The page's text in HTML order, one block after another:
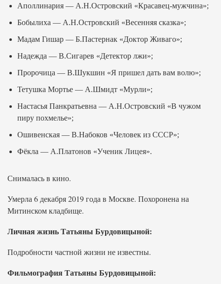
Аполлинария — А.Н.Островский «Красавец-мужчина»;
Бобылиха — А.Н.Островский «Весенняя сказка»;
Мадам Гишар — Б.Пастернак «Доктор Живаго»;
Надежда — В.Сигарев «Детектор лжи»;
Пророчица — В.Шукшин «Я пришел дать вам волю»;
Тетушка Мортье — А.Шмидт «Мурли»;
Настасья Панкратьевна — А.Н.Островский «В чужом
пиру похмелье»;
Ошивенская — В.Набоков «Человек из СССР»;
Фёкла — А.Платонов «Ученик Лицея».
Снималась в кино.
Умерла 6 декабря 2019 года в Москве. Похоронена на
Митинском кладбище.
Личная жизнь Татьяны Бурдовицыной:
Подробности частной жизни не известны.
Фильмография Татьяны Бурдовицыной: